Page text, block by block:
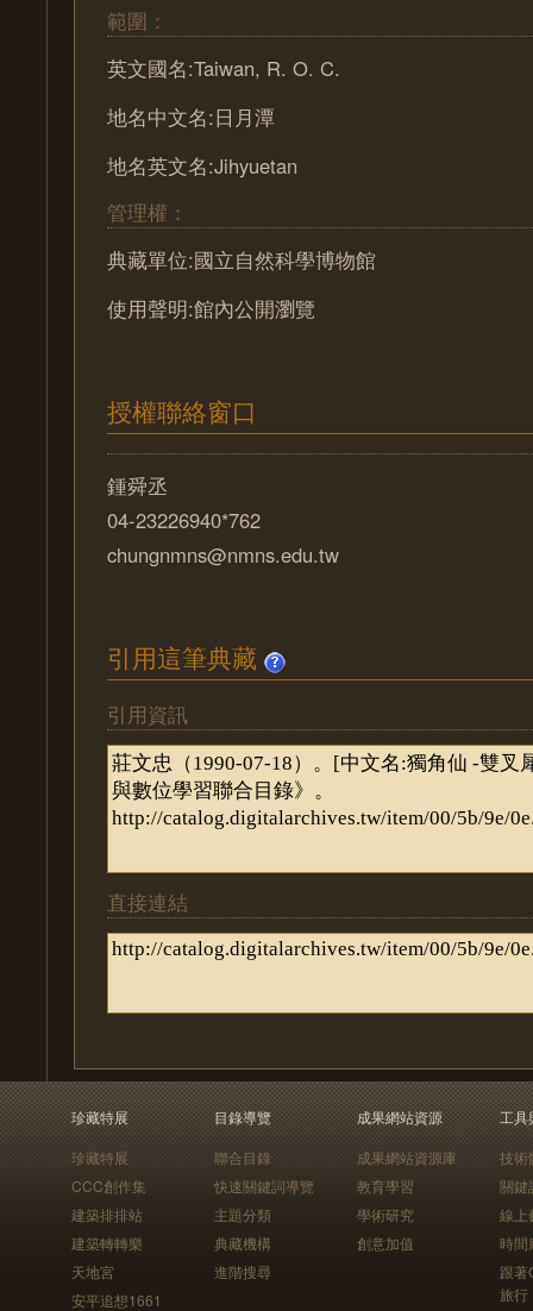
範圍：
英文國名:Taiwan, R. O. C.
地名中文名:日月潭
地名英文名:Jihyuetan
管理權：
典藏單位:國立自然科學博物館
使用聲明:館內公開瀏覽
授權聯絡窗口
鍾舜丞
04-23226940*762
chungnmns@nmns.edu.tw
引用這筆典藏
引用資訊
直接連結
珍藏特展
珍藏特展
CCC創作集
建築排排站
建築轉轉樂
天地宮
安平追想1661
目錄導覽
聯合目錄
快速關鍵詞導覽
主題分類
典藏機構
進階搜尋
成果網站資源
成果網站資源庫
教育學習
學術研究
創意加值
工具
技術
關鍵
線上
時間
跟
旅行